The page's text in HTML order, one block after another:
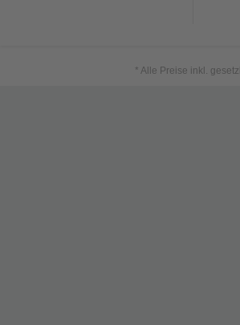
* Alle Preise inkl.